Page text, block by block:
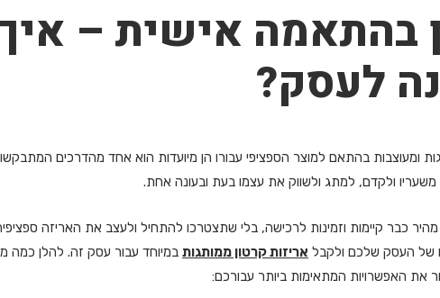
בהתאמה אישית –
לעסק?
ומעוצבות בהתאם למוצר הספציפי עבורו הן מיועדות הוא אחד מהדרכים
ולקדם, למתג ולשווק את עצמו בעת ובעונה אחת.
מהיר כבר קיימות וזמינות לרכישה, בלי שתצטרכו להתחיל ולעצב את האריזה
של העסק שלכם ולקבל אריזות קרטון ממותגות במיוחד עבור עסק זה. להלן כמה
את האפשרויות המתאימות ביותר עבורכם: